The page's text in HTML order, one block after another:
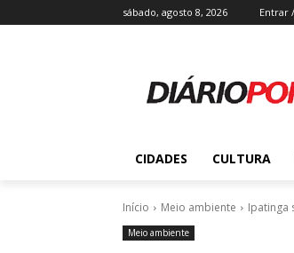
sábado, agosto 8, 2026 Entrar
CIDADES CULTURA
Início Meio ambiente Ipatinga
Meio ambiente